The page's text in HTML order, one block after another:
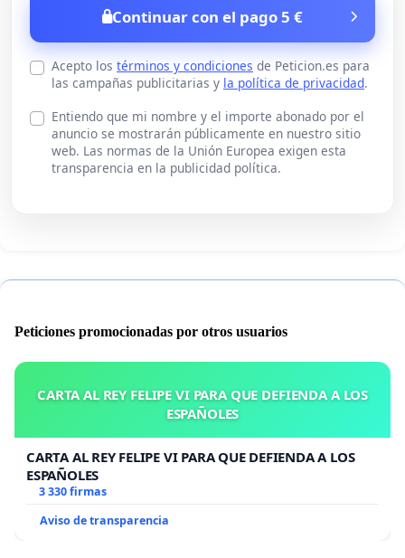
Continuar con el pago 5 €
Acepto los términos y condiciones de Peticion.es para
las campañas publicitarias y la política de privacidad.
Entiendo que mi nombre y el importe abonado por el
anuncio se mostrarán públicamente en nuestro sitio
web. Las normas de la Unión Europea exigen esta
transparencia en la publicidad política.
Peticiones promocionadas por otros usuarios
CARTA AL REY FELIPE VI PARA QUE DEFIENDA A LOS
ESPAÑOLES
CARTA AL REY FELIPE VI PARA QUE DEFIENDA A LOS
ESPAÑOLES
3 330 firmas
Aviso de transparencia